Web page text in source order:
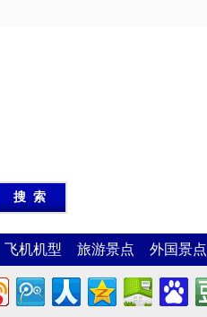
飞机机型 旅游景点 外国景点